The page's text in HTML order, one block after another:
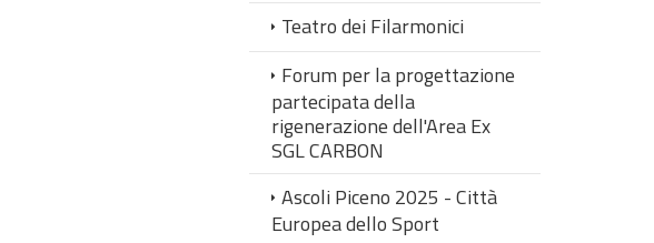
Teatro dei Filarmonici
Forum per la progettazione
partecipata della
rigenerazione dell'Area Ex
SGL CARBON
Ascoli Piceno 2025 - Città
Europea dello Sport